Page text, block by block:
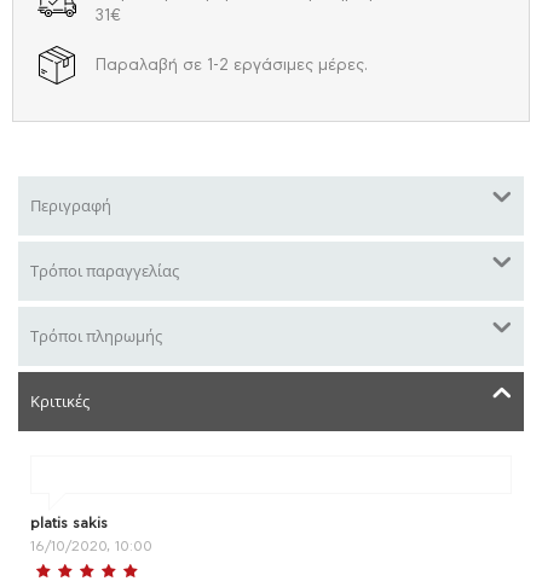
31€
Παραλαβή σε 1-2 εργάσιμες μέρες.
Περιγραφή
Τρόποι παραγγελίας
Τρόποι πληρωμής
Κριτικές
platis sakis
16/10/2020, 10:00